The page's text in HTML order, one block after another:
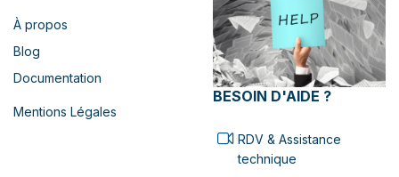
À propos
Blog
Documentation
Mentions Légales
BESOIN D'AIDE ?
RDV & Assistance
technique